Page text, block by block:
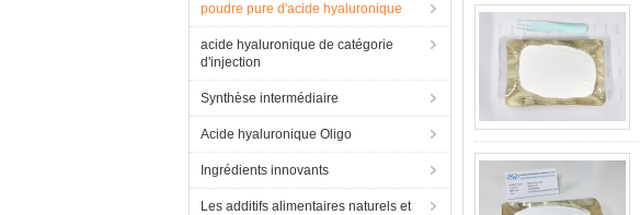
poudre pure d'acide hyaluronique
acide hyaluronique de catégorie
d'injection
Synthèse intermédiaire
Acide hyaluronique Oligo
Ingrédients innovants
Les additifs alimentaires naturels et